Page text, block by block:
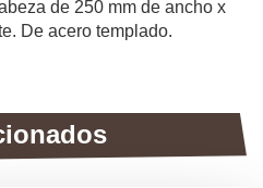
de 250 mm de ancho x
De acero templado.